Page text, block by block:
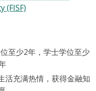
(FISF)
至少2年，学士学位至少
活充满热情，获得金融知